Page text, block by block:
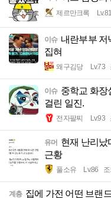
제르만크록 Lv.81
이슈 내란부부 저
집혀
왜구김당 Lv.73
이슈 중학교 화장
걸린 일진.
전자팔찌 Lv.93
유머 현재 난리났
근황
풀소유 Lv.86
계층 집에 가전 어떤 브랜